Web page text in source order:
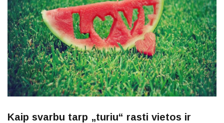
Kaip svarbu tarp „turiu“ rasti vietos ir